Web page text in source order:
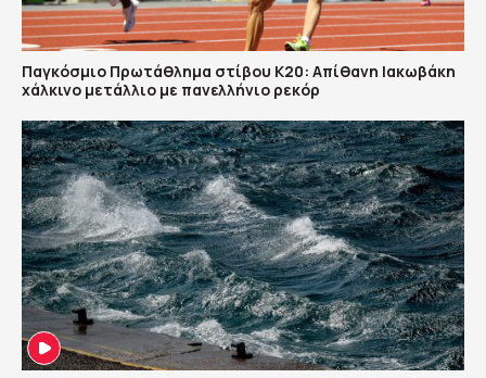
Παγκόσμιο Πρωτάθλημα στίβου Κ20: Απίθανη Ιακωβάκη
χάλκινο μετάλλιο με πανελλήνιο ρεκόρ